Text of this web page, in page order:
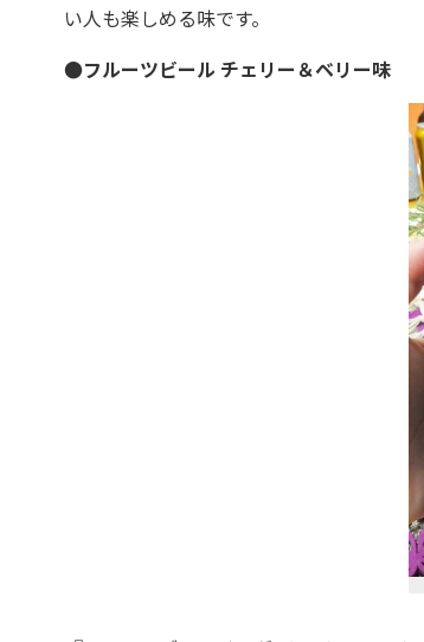
い人も楽しめる味です。
●フルーツビール チェリー＆ベリー味